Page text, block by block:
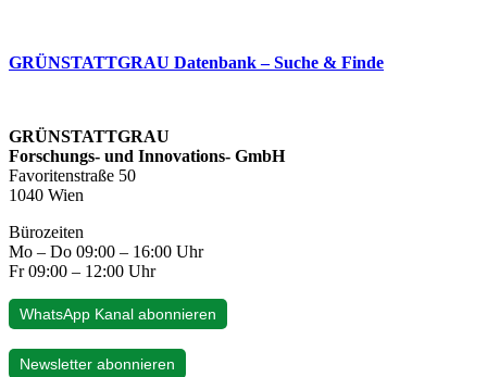
GRÜNSTATTGRAU Datenbank – Suche & Finde
GRÜNSTATTGRAU
Forschungs- und Innovations- GmbH
Favoritenstraße 50
1040 Wien
Bürozeiten
Mo – Do 09:00 – 16:00 Uhr
Fr 09:00 – 12:00 Uhr
WhatsApp Kanal abonnieren
Newsletter abonnieren